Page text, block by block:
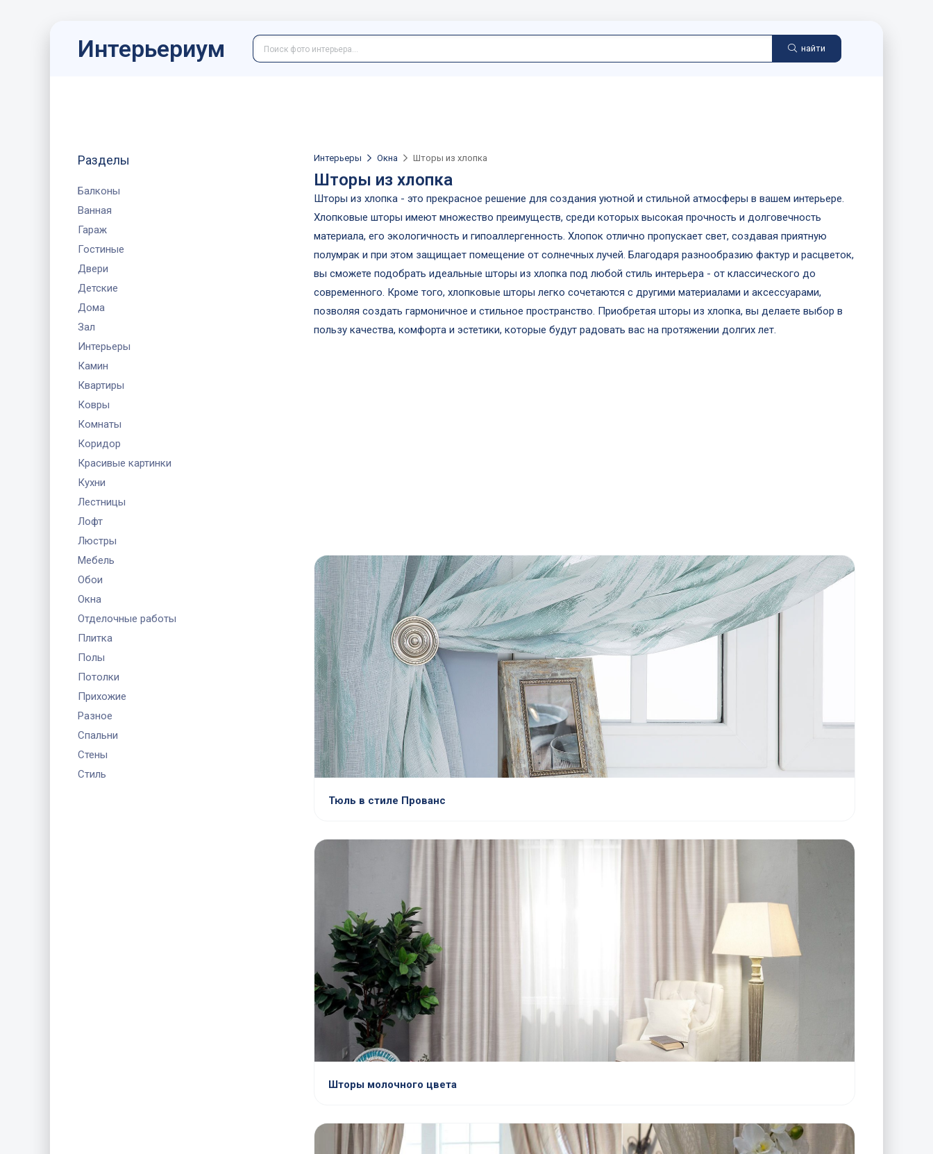
Интерьериум найти
Разделы
Балконы
Ванная
Гараж
Гостиные
Двери
Детские
Дома
Зал
Интерьеры
Камин
Квартиры
Ковры
Комнаты
Коридор
Красивые картинки
Кухни
Лестницы
Лофт
Люстры
Мебель
Обои
Окна
Отделочные работы
Плитка
Полы
Потолки
Прихожие
Разное
Спальни
Стены
Стиль
Интерьеры Окна Шторы из хлопка
Шторы из хлопка
Шторы из хлопка - это прекрасное решение для создания уютной и стильной атмосферы в вашем интерьере.
Хлопковые шторы имеют множество преимуществ, среди которых высокая прочность и долговечность
материала, его экологичность и гипоаллергенность. Хлопок отлично пропускает свет, создавая приятную
полумрак и при этом защищает помещение от солнечных лучей. Благодаря разнообразию фактур и расцветок,
вы сможете подобрать идеальные шторы из хлопка под любой стиль интерьера - от классического до
современного. Кроме того, хлопковые шторы легко сочетаются с другими материалами и аксессуарами,
позволяя создать гармоничное и стильное пространство. Приобретая шторы из хлопка, вы делаете выбор в
пользу качества, комфорта и эстетики, которые будут радовать вас на протяжении долгих лет.
Тюль в стиле Прованс
Шторы молочного цвета